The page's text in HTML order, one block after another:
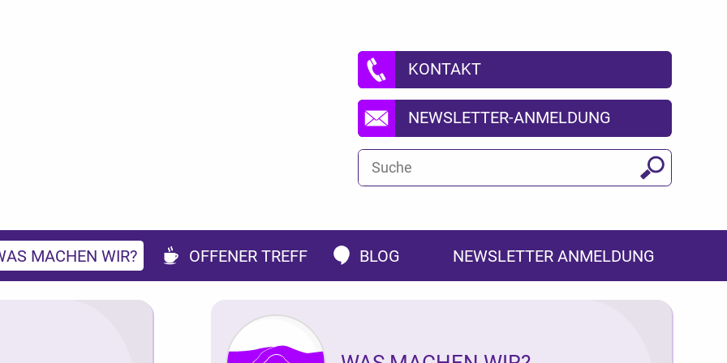
KONTAKT
NEWSLETTER-ANMELDUNG
Suchbegriff
Suchen
MACHEN WIR? OFFENER TREFF BLOG NEWSLETTER ANMELDUNG